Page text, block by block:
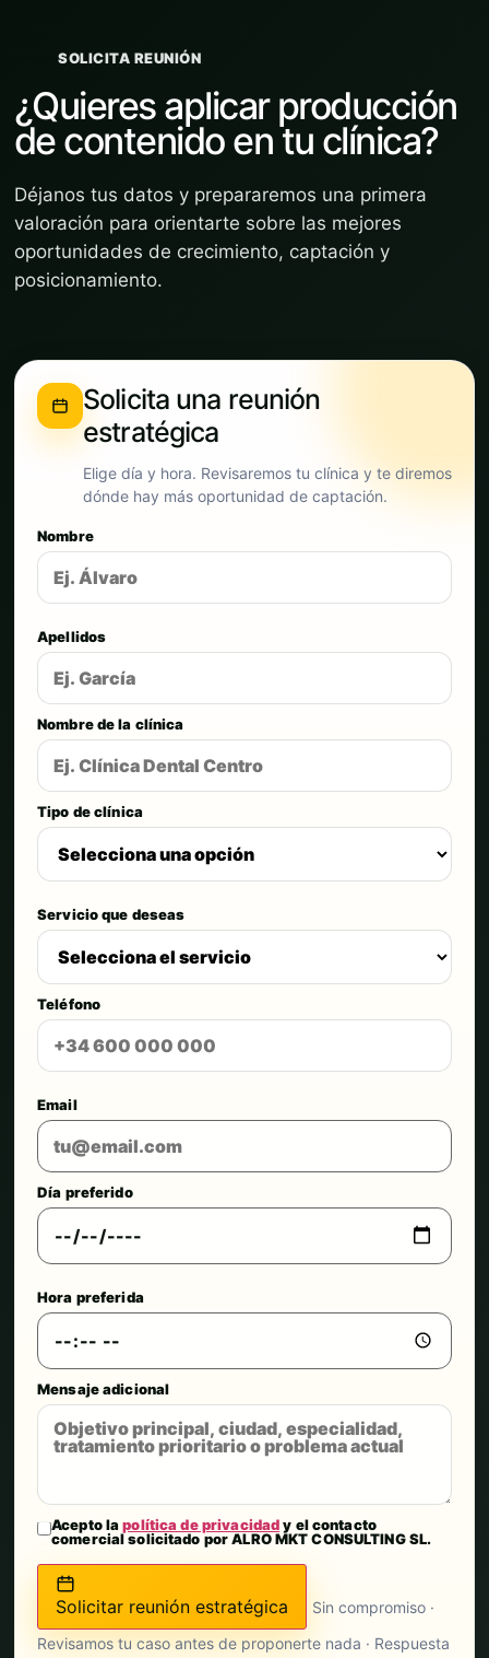
SOLICITA REUNIÓN
¿Quieres aplicar producción
de contenido en tu clínica?
Déjanos tus datos y prepararemos una primera
valoración para orientarte sobre las mejores
oportunidades de crecimiento, captación y
posicionamiento.
Solicita una reunión
estratégica
Elige día y hora. Revisaremos tu clínica y te diremos
dónde hay más oportunidad de captación.
Nombre
Apellidos
Nombre de la clínica
Tipo de clínica
Servicio que deseas
Teléfono
Email
Día preferido
Hora preferida
Mensaje adicional
Acepto lapolítica de privacidady el contacto
comercial solicitado por ALRO MKT CONSULTING SL.
Solicitar reunión estratégica
Sin compromiso ·
Revisamos tu caso antes de proponerte nada · Respuesta